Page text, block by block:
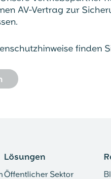
AV-Vertrag zur
finden
Lösungen
Öffentlicher Sektor